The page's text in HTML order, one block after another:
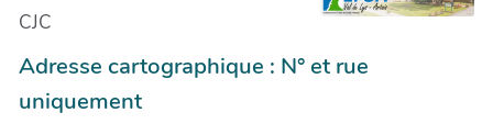
CJC
Adresse cartographique : N° et rue
uniquement